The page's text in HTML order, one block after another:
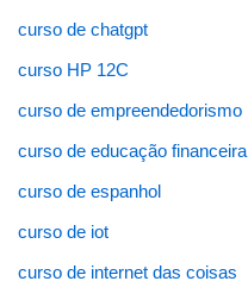
curso de chatgpt
curso HP 12C
curso de empreendedorismo
curso de educação financeira
curso de espanhol
curso de iot
curso de internet das coisas